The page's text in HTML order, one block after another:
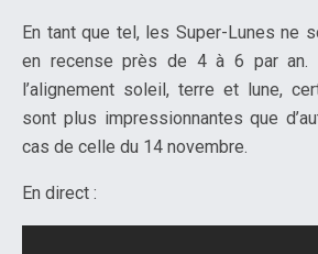
En tant que tel, les Super-Lunes ne
en recense près de 4 à 6 par an.
l’alignement soleil, terre et lune,
sont plus impressionnantes que
cas de celle du 14 novembre.
En direct :